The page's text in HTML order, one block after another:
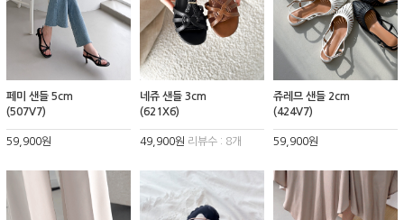
페미 샌들 5cm
(507V7)
59,900원
네쥬 샌들 3cm
(621X6)
49,900원 리뷰수 : 8개
쥬레므 샌들 2cm
(424V7)
59,900원